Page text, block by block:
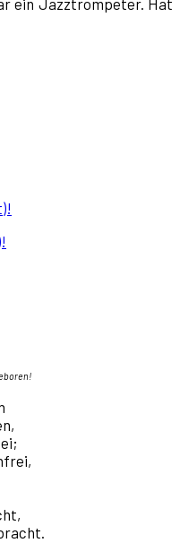
ein Jazztrompeter. Hat